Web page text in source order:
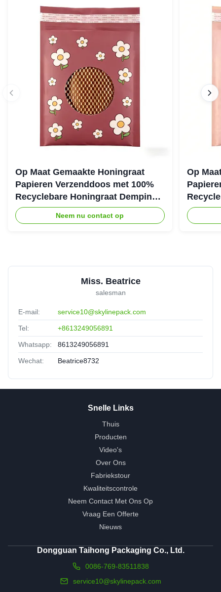
Op Maat Gemaakte Honingraat
Papieren Verzenddoos met 100%
Recyclebare Honingraat Demping
Structuur voor Eco Beschermende
Verpakking
Neem nu contact op
Op
Miss. Beatrice
salesman
E-mail: service10@skylinepack.com
Tel: +8613249056891
Whatsapp: 8613249056891
Wechat: Beatrice8732
Snelle Links
Thuis
Producten
Video's
Over Ons
Fabriekstour
Kwaliteitscontrole
Neem Contact Met Ons Op
Vraag Een Offerte
Nieuws
Dongguan Taihong Packaging Co., Ltd.
0086-769-83511838
service10@skylinepack.com